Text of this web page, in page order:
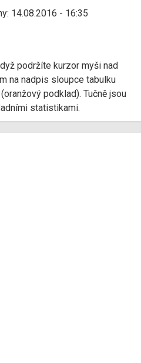
14.08.2016 - 16:35
podržíte kurzor myši nad
na nadpis sloupce tabulku
podklad). Tučně jsou
statistikami.